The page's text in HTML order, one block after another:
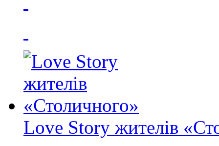
Love Story жителів